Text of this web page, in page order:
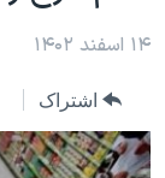
جهشورزشی
ویدیوها
جام جهانی ۲۰۲۶
بایگانی
فرکانس‌های
یادگیری زبان
۱۴ اسفند ۱۴۰۲
اشتراک